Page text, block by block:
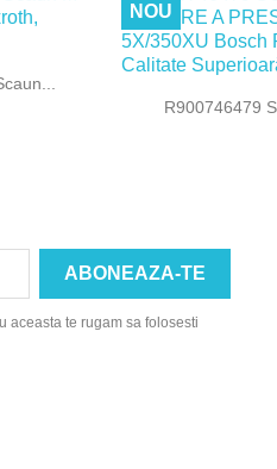

R900746479
NOU
aceasta te rugam sa folosesti